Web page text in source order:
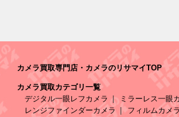
カメラ買取専門店・カメラのリサマイTOP
カメラ買取カテゴリ一覧
デジタル一眼レフカメラ
ミラーレス一眼
レンジファインダーカメラ
フィルムカメラ